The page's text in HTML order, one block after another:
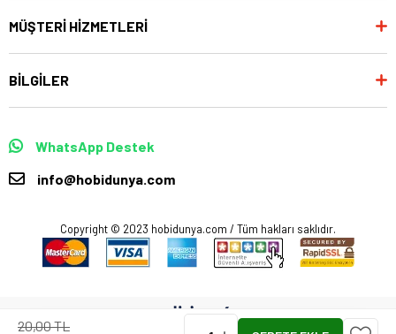
20,00 TL
MÜŞTERİ HİZMETLERİ
BİLGİLER
WhatsApp Destek
info@hobidunya.com
Copyright © 2023 hobidunya.com / Tüm hakları saklıdır.